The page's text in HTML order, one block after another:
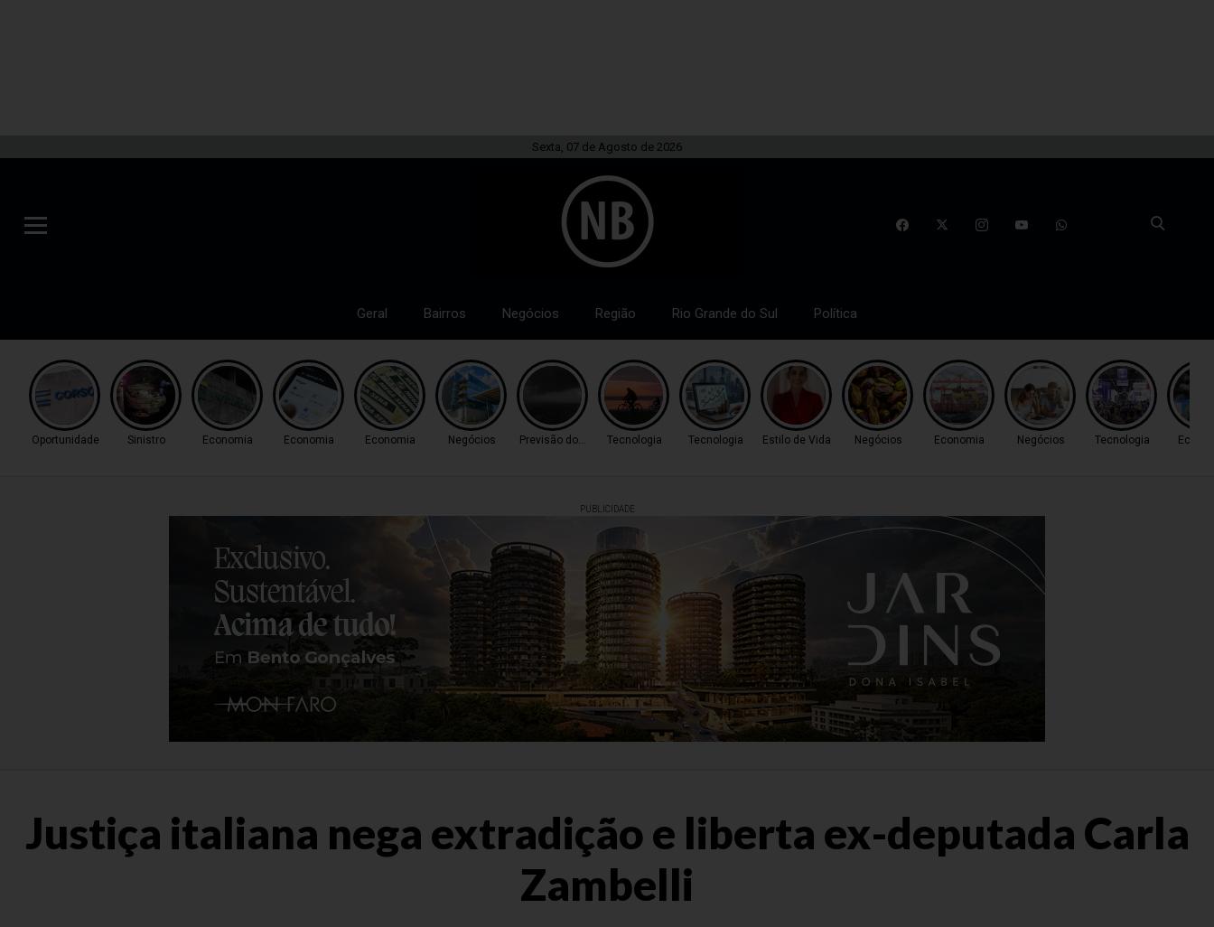
Sexta, 07 de Agosto de 2026
Geral Bairros Negócios Região Rio Grande do Sul Política
Oportunidade Sinistro Economia Economia Economia Negócios Previsão do TempoTecnologia Tecnologia Estilo de Vida Negócios Economia Negócios Tecnologia
PUBLICIDADE
Justiça italiana nega extradição e liberta ex-deputada Carla
Zambelli